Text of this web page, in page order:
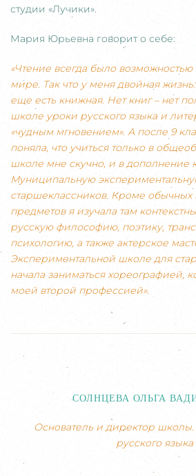
студии «Лучики».
Мария Юрьевна говорит о себе:
«Чтение всегда было
мире. Так что у меня двойная
еще есть книжная. Нет книг – нет
школе уроки русского языка и
«чудным мгновением». А после 9
поняла, что учиться только в
школе мне скучно, и в дополнение
Муниципальную
старшеклассников. Кроме
предметов я изучала там
русскую философию, поэтику,
психологию, а также актерское
Экспериментальной школе для
начала заниматься хореографией,
моей второй профессией».
СОЛНЦЕВА ОЛЬГА
Основатель и директор
русского языка